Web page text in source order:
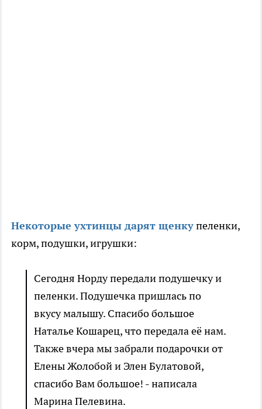
Некоторые ухтинцы дарят щенкупеленки,
корм, подушки, игрушки:
Сегодня Норду передали подушечку и
пеленки. Подушечка пришлась по
вкусу малышу. Спасибо большое
Наталье Кошарец, что передала её нам.
Также вчера мы забрали подарочки от
Елены Жолобой и Элен Булатовой,
спасибо Вам большое! - написала
Марина Пелевина.